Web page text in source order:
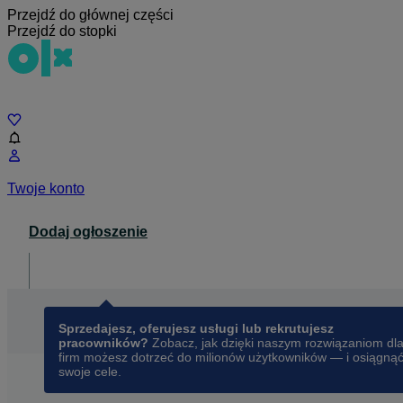
Przejdź do głównej części
Przejdź do stopki
Twoje konto
Dodaj ogłoszenie
Sprzedajesz, oferujesz usługi lub rekrutujesz
pracowników? Zobacz, jak dzięki naszym rozwiązaniom dla
firm możesz dotrzeć do milionów użytkowników — i osiągnąć
swoje cele.